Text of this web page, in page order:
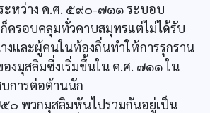
ะหว่าง ค.ศ. ๕๙๐-๗๑๑ ระบอบ
ครอบคลุมทั่วคาบสมุทรแต่ไม่ได้รับ
งและผู้คนในท้องถิ่นทำให้การรุกราน
งมุสลิมซึ่งเริ่มขึ้นใน ค.ศ. ๗๑๑ ใน
การต่อต้านนัก
พวกมุสลิมหันไปรวมกันอยู่เป็น